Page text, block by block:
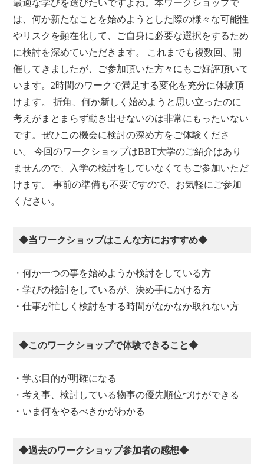
最適な学びを選びたいですよね。本ワークショップで
は、何か新たなことを始めようとした際の様々な可能性
やリスクを顕在化して、ご自身に必要な選択をするため
に検討を深めていただきます。 これまでも複数回、開
催してきましたが、ご参加頂いた方々にもご好評頂いて
います。2時間のワークで満足する変化を充分に体験頂
けます。 折角、何か新しく始めようと思い立ったのに
考えがまとまらず動き出せないのは非常にもったいない
です。ぜひこの機会に検討の深め方をご体験くださ
い。 今回のワークショップはBBT大学のご紹介はあり
ませんので、入学の検討をしていなくてもご参加いただ
けます。 事前の準備も不要ですので、お気軽にご参加
ください。
◆当ワークショップはこんな方におすすめ◆
・何か一つの事を始めようか検討をしている方
・学びの検討をしているが、決め手にかける方
・仕事が忙しく検討をする時間がなかなか取れない方
◆このワークショップで体験できること◆
・学ぶ目的が明確になる
・考え事、検討している物事の優先順位づけができる
・いま何をやるべきかがわかる
◆過去のワークショップ参加者の感想◆